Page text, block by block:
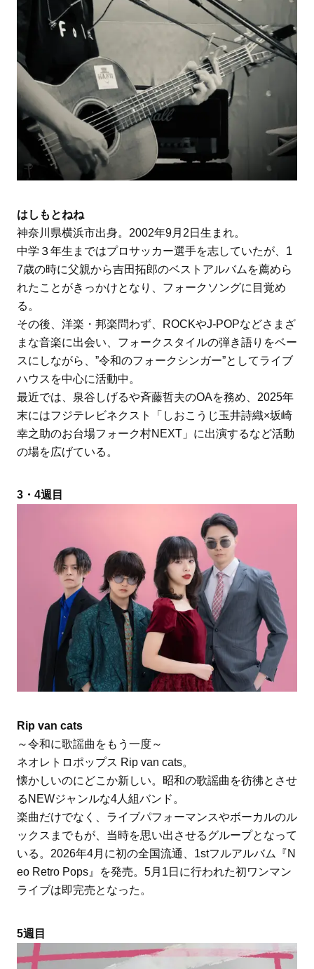
はしもとねね
神奈川県横浜市出身。2002年9月2日生まれ。
中学３年生まではプロサッカー選手を志していたが、1
7歳の時に父親から吉田拓郎のベストアルバムを薦めら
れたことがきっかけとなり、フォークソングに目覚め
る。
その後、洋楽・邦楽問わず、ROCKやJ-POPなどさまざ
まな音楽に出会い、フォークスタイルの弾き語りをベー
スにしながら、”令和のフォークシンガー”としてライブ
ハウスを中心に活動中。
最近では、泉谷しげるや斉藤哲夫のOAを務め、2025年
末にはフジテレビネクスト「しおこうじ玉井詩織×坂崎
幸之助のお台場フォーク村NEXT」に出演するなど活動
の場を広げている。
3・4週目
Rip van cats
～令和に歌謡曲をもう一度～
ネオレトロポップス Rip van cats。
懐かしいのにどこか新しい。昭和の歌謡曲を彷彿とさせ
るNEWジャンルな4人組バンド。
楽曲だけでなく、ライブパフォーマンスやボーカルのル
ックスまでもが、当時を思い出させるグループとなって
いる。2026年4月に初の全国流通、1stフルアルバム『N
eo Retro Pops』を発売。5月1日に行われた初ワンマン
ライブは即完売となった。
5週目